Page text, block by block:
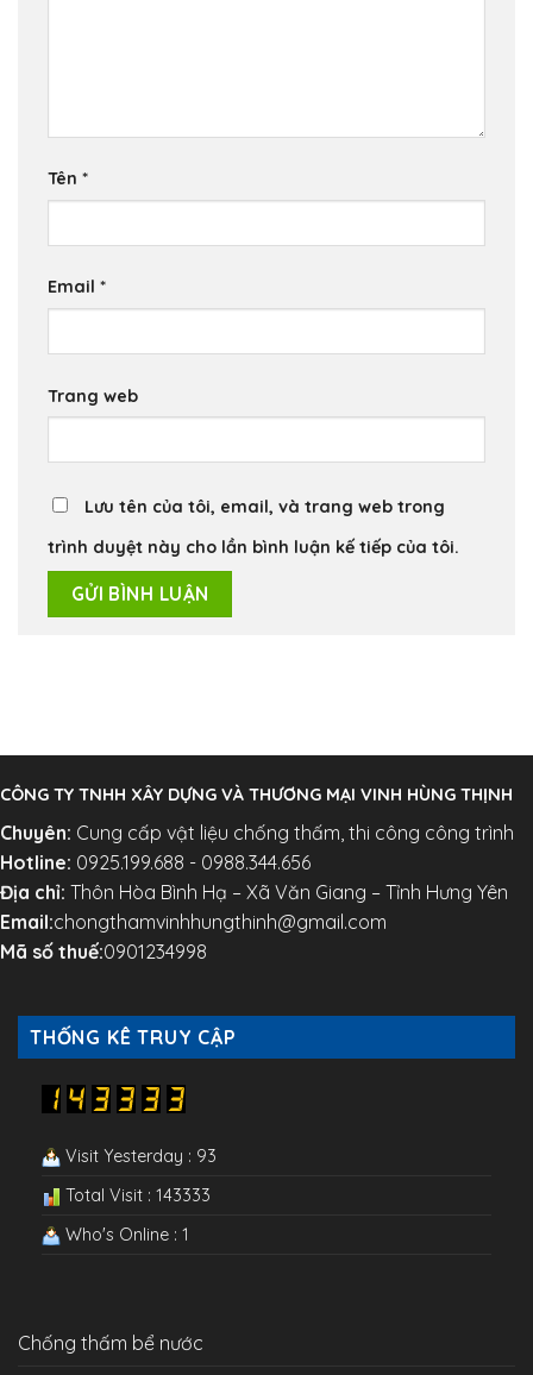
Tên *
Email *
Trang web
Lưu tên của tôi, email, và trang web trong
trình duyệt này cho lần bình luận kế tiếp của tôi.
CÔNG TY TNHH XÂY DỰNG VÀ THƯƠNG MẠI VINH HÙNG THỊNH
Chuyên: Cung cấp vật liệu chống thấm, thi công công trình
Hotline: 0925.199.688 - 0988.344.656
Địa chỉ: Thôn Hòa Bình Hạ – Xã Văn Giang – Tỉnh Hưng Yên
Email:chongthamvinhhungthinh@gmail.com
Mã số thuế:0901234998
THỐNG KÊ TRUY CẬP
Visit Yesterday : 93
Total Visit : 143333
Who's Online : 1
Chống thấm bể nước